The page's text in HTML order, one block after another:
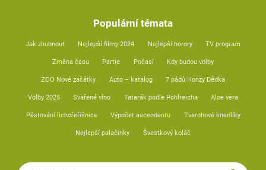
Populární témata
Jak zhubnout Nejlepší filmy 2024 Nejlepší horory TV program
Změna času Partie Počasí Kdy budou volby
ZOO Nové začátky Auto – katalog 7 pádů Honzy Dědka
Volby 2025 Svařené víno Tatarák podle Pohlreicha Aloe vera
Pěstování lichořeřišnice Výpočet ascendentu Tvarohové knedlíky
Nejlepší palačinky Švestkový koláč